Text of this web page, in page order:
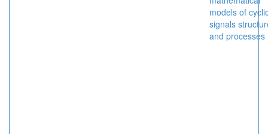
models of
signals
and processes